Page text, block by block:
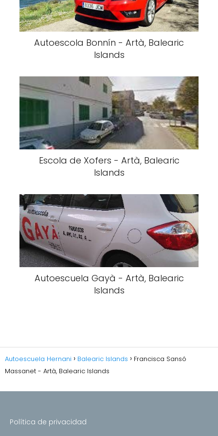
Autoescola Bonnín - Artà, Balearic
Islands
Escola de Xofers - Artà, Balearic
Islands
Autoescuela Gayà - Artà, Balearic
Islands
Autoescuela Hernani Balearic Islands
Francisca Sansó
Massanet - Artà, Balearic Islands
Política de privacidad